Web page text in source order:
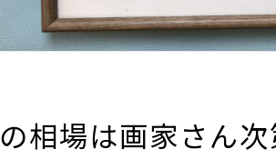
相場は画家さん